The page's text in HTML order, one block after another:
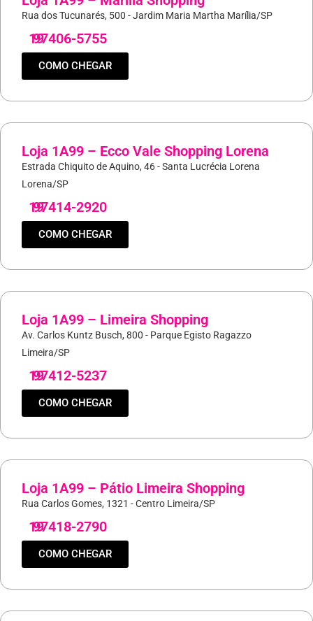
Rua dos Tucunarés, 500 - Jardim Maria Martha Marília/SP
19
97406-5755
COMO CHEGAR
Loja 1A99 – Ecco Vale Shopping Lorena
Estrada Chiquito de Aquino, 46 - Santa Lucrécia Lorena
Lorena/SP
19
97414-2920
COMO CHEGAR
Loja 1A99 – Limeira Shopping
Av. Carlos Kuntz Busch, 800 - Parque Egisto Ragazzo
Limeira/SP
19
97412-5237
COMO CHEGAR
Loja 1A99 – Pátio Limeira Shopping
Rua Carlos Gomes, 1321 - Centro Limeira/SP
19
97418-2790
COMO CHEGAR